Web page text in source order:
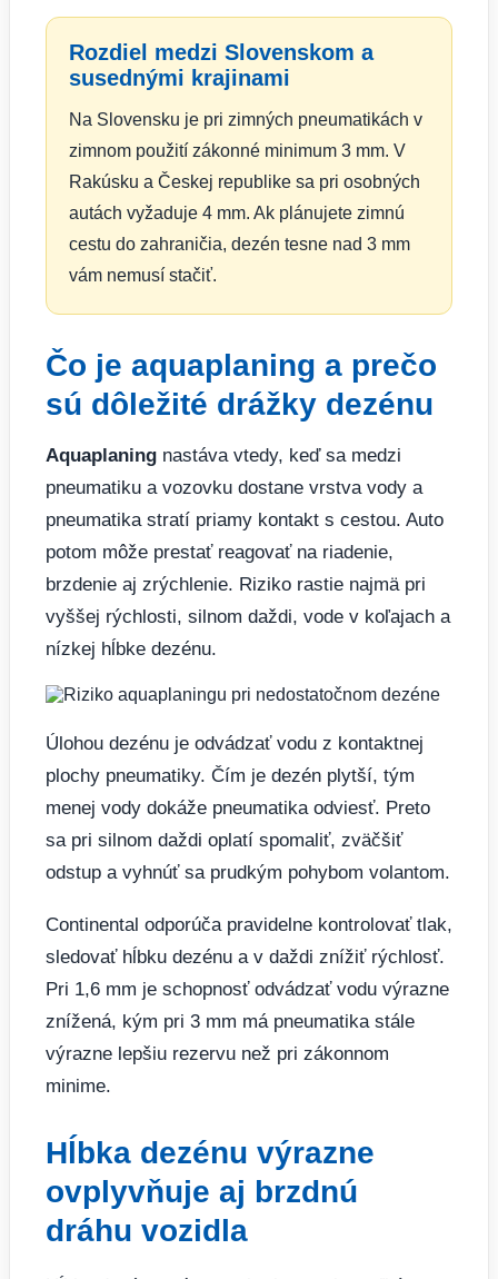
Rozdiel medzi Slovenskom a
susednými krajinami
Na Slovensku je pri zimných pneumatikách v
zimnom použití zákonné minimum 3 mm. V
Rakúsku a Českej republike sa pri osobných
autách vyžaduje 4 mm. Ak plánujete zimnú
cestu do zahraničia, dezén tesne nad 3 mm
vám nemusí stačiť.
Čo je aquaplaning a prečo
sú dôležité drážky dezénu
Aquaplaning nastáva vtedy, keď sa medzi
pneumatiku a vozovku dostane vrstva vody a
pneumatika stratí priamy kontakt s cestou. Auto
potom môže prestať reagovať na riadenie,
brzdenie aj zrýchlenie. Riziko rastie najmä pri
vyššej rýchlosti, silnom daždi, vode v koľajach a
nízkej hĺbke dezénu.
Úlohou dezénu je odvádzať vodu z kontaktnej
plochy pneumatiky. Čím je dezén plytší, tým
menej vody dokáže pneumatika odviesť. Preto
sa pri silnom daždi oplatí spomaliť, zväčšiť
odstup a vyhnúť sa prudkým pohybom volantom.
Continental odporúča pravidelne kontrolovať tlak,
sledovať hĺbku dezénu a v daždi znížiť rýchlosť.
Pri 1,6 mm je schopnosť odvádzať vodu výrazne
znížená, kým pri 3 mm má pneumatika stále
výrazne lepšiu rezervu než pri zákonnom
minime.
Hĺbka dezénu výrazne
ovplyvňuje aj brzdnú
dráhu vozidla